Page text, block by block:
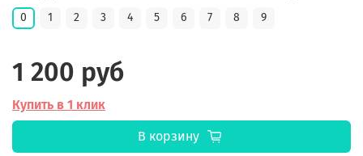
0 1 2 3 4 5 6 7 8 9
1 200 руб
Купить в 1 клик
В корзину